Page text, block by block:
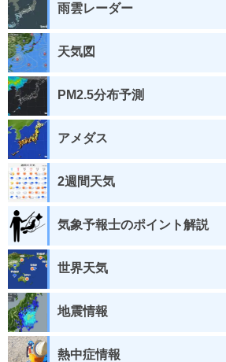
雨雲レーダー
天気図
PM2.5分布予測
アメダス
2週間天気
気象予報士のポイント解説
世界天気
地震情報
熱中症情報